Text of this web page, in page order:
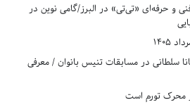
و حرفه‌ای «تی‌تی» در البرز/گامی نوین در
سلطانی در مسابقات تنیس بانوان / معرفی
محرک تورم است